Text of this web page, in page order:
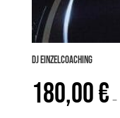
DJ Einzelcoaching
180,00€ –